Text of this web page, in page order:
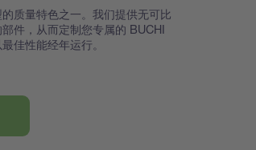
质量特色之一。我们提供无可比
件，从而定制您专属的 BUCHI
佳性能经年运行。